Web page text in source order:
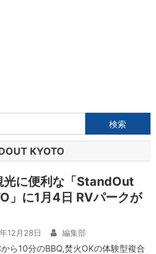
索:
KYOTO
光に便利な「StandOut
」に1月4日 RVパークが
12月28日 編集部
ら10分のBBQ,焚火OKの体験型複合